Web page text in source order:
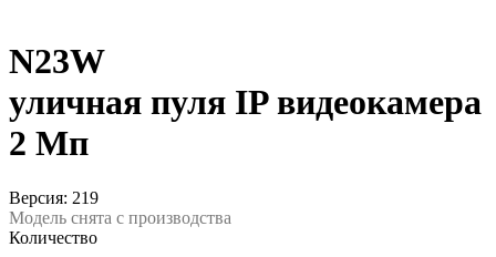
N23W
уличная пуля IP видеокамера
2 Мп
Версия: 219
Модель снята с производства
Количество